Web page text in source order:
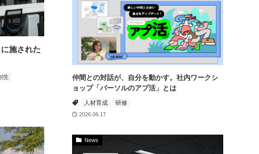
施された
生
仲間との対話が、自分を動かす。社内ワークシ
ョップ「パーソルのアプ活」とは
人材育成 研修
2026.06.17
News